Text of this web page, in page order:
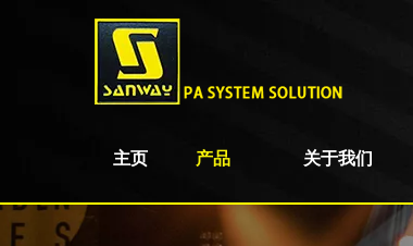
主页 产品 关于我们